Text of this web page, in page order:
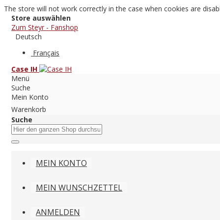
The store will not work correctly in the case when cookies are
Store auswählen
Zum Steyr - Fanshop
Deutsch
Français
Case IH
Menü
Suche
Mein Konto
Warenkorb
Suche
MEIN KONTO
MEIN WUNSCHZETTEL
ANMELDEN